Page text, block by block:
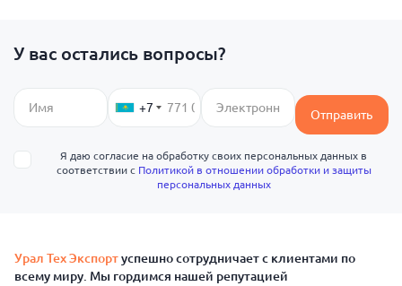
У вас остались вопросы?
+7 Отправить
Я даю согласие на обработку своих персональных данных в
соответствии с Политикой в отношении обработки и защиты
персональных данных
Урал Тех Экспортуспешно сотрудничает с клиентами по
всему миру. Мы гордимся нашей репутацией